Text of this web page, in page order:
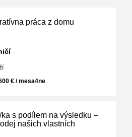
práca z domu
€ / mesa4ne
ka s podílem na výsledku –
našich vlastních